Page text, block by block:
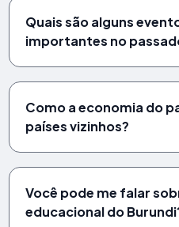
Quais são alguns
importantes no
Como a economia do
países vizinhos?
Você pode me falar
educacional do